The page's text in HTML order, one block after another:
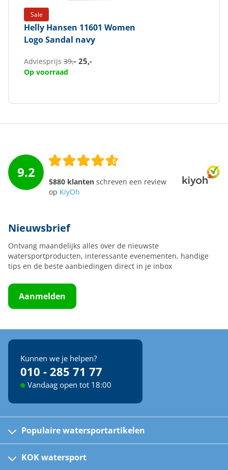
Sale
Helly Hansen 11601 Women
Logo Sandal navy
Adviesprijs 39,- 25,-
Op voorraad
9.2
5880 klanten schreven een review
op KiyOh
Nieuwsbrief
Ontvang maandelijks alles over de nieuwste
watersportproducten, interessante evenementen, handige
tips en de beste aanbiedingen direct in je inbox
Aanmelden
Kunnen we je helpen?
010 - 285 71 77
Vandaag open tot 18:00
Populaire watersportartikelen
Kinder reddingsvesten
KOK watersport